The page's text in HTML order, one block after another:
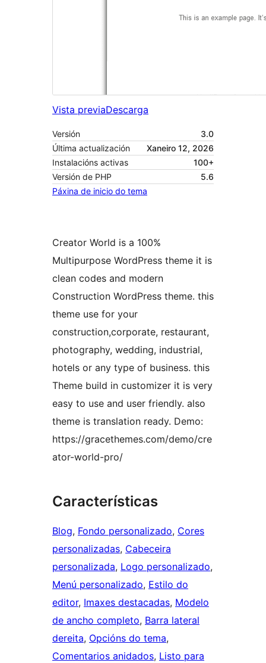
Vista previaDescarga
Versión
3.0
Última actualización
Xaneiro 12, 2026
Instalacións activas
100+
Versión de PHP
5.6
Páxina de inicio do tema
Creator World is a 100%
Multipurpose WordPress theme it is
clean codes and modern
Construction WordPress theme. this
theme use for your
construction,corporate, restaurant,
photography, wedding, industrial,
hotels or any type of business. this
Theme build in customizer it is very
easy to use and user friendly. also
theme is translation ready. Demo:
https://gracethemes.com/demo/cre
ator-world-pro/
Características
Blog, Fondo personalizado, Cores
personalizadas, Cabeceira
personalizada, Logo personalizado
Menú personalizado, Estilo do
editor, Imaxes destacadas, Modelo
de ancho completo, Barra lateral
dereita, Opcións do tema
Comentarios anidados, Listo para